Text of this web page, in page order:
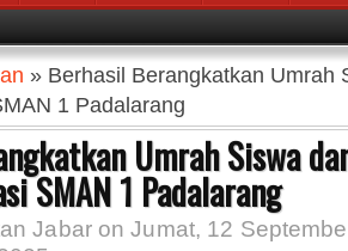
» Berhasil Berangkatkan Umrah
1 Padalarang
Umrah Siswa
SMAN 1 Padalarang
Jabar on Jumat, 12